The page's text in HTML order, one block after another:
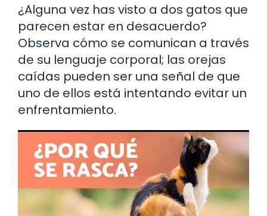
¿Alguna vez has visto a dos gatos que
parecen estar en desacuerdo?
Observa cómo se comunican a través
de su lenguaje corporal; las orejas
caídas pueden ser una señal de que
uno de ellos está intentando evitar un
enfrentamiento.